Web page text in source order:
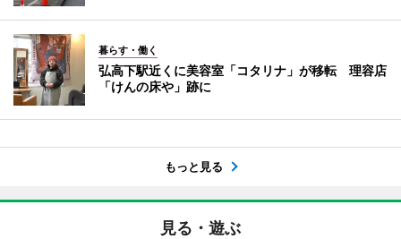
暮らす・働く
弘高下駅近くに美容室「コタリナ」が移転 理容店
「けんの床や」跡に
もっと見る
見る・遊ぶ